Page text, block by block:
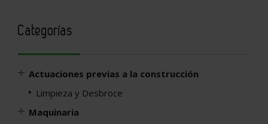
Categorías
Actuaciones previas a la construcción
Limpieza y Desbroce
Maquinaria